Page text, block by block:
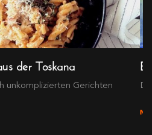
der Toskana
unkomplizierten Gerichten